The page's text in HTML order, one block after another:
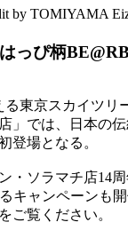
by TOMIYAMA
っぴ柄
る東京スカイツ
」では、日本の
登場となる。
・ソラマチ店14
キャンペーンも
をご覧ください。